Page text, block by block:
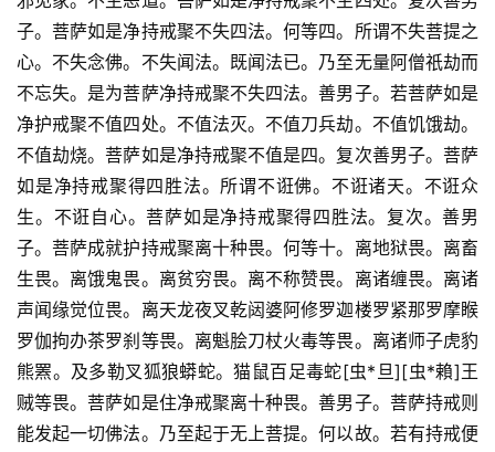
子。菩萨如是净持戒聚不失四法。何等四。所谓不失菩提之
心。不失念佛。不失闻法。既闻法已。乃至无量阿僧祇劫而
不忘失。是为菩萨净持戒聚不失四法。善男子。若菩萨如是
净护戒聚不值四处。不值法灭。不值刀兵劫。不值饥饿劫。
不值劫烧。菩萨如是净持戒聚不值是四。复次善男子。菩萨
如是净持戒聚得四胜法。所谓不诳佛。不诳诸天。不诳众
生。不诳自心。菩萨如是净持戒聚得四胜法。复次。善男
子。菩萨成就护持戒聚离十种畏。何等十。离地狱畏。离畜
生畏。离饿鬼畏。离贫穷畏。离不称赞畏。离诸缠畏。离诸
声闻缘觉位畏。离天龙夜叉乾闼婆阿修罗迦楼罗紧那罗摩睺
罗伽拘办茶罗刹等畏。离魁脍刀杖火毒等畏。离诸师子虎豹
熊罴。及多勒叉狐狼蟒蛇。猫鼠百足毒蛇[虫*旦][虫*賴]王
贼等畏。菩萨如是住净戒聚离十种畏。善男子。菩萨持戒则
能发起一切佛法。乃至起于无上菩提。何以故。若有持戒便